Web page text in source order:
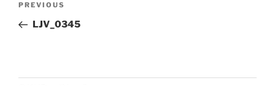
Previous
Post
PREVIOUS
LJV_0345